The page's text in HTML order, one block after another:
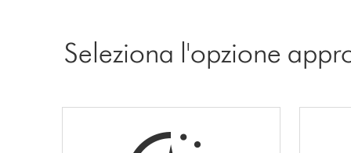
Seleziona l'opzione